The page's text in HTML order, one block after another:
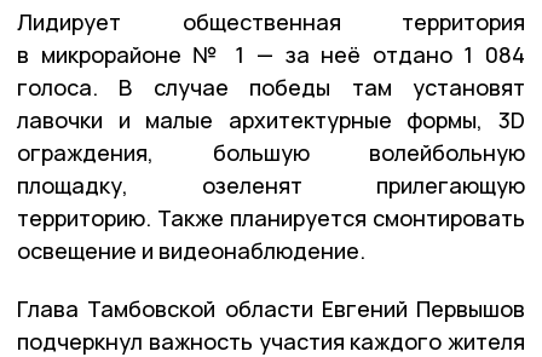
Лидирует общественная территория
в микрорайоне № 1 — за неё отдано 1 084
голоса. В случае победы там установят
лавочки и малые архитектурные формы, 3D
ограждения, большую волейбольную
площадку, озеленят прилегающую
территорию. Также планируется смонтировать
освещение и видеонаблюдение.
Глава Тамбовской области Евгений Первышов
подчеркнул важность участия каждого жителя